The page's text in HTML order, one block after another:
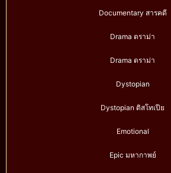
Documentary สารคดี
Drama ดราม่า
Drama ดราม่า
Dystopian
Dystopian ดิสโทเปีย
Emotional
Epic มหากาพย์